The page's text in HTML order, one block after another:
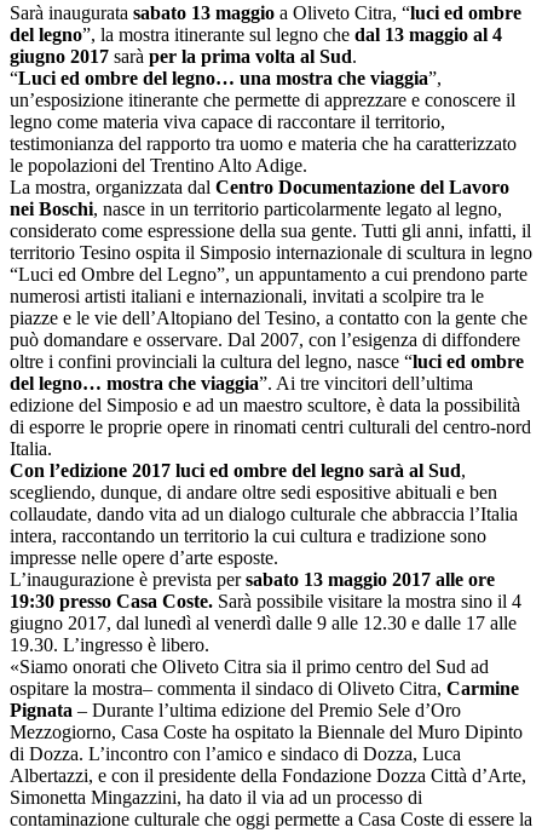
Sarà inaugurata sabato 13 maggio a Oliveto Citra, “luci ed ombre
del legno”, la mostra itinerante sul legno che dal 13 maggio al 4
giugno 2017 sarà per la prima volta al Sud.
“Luci ed ombre del legno… una mostra che viaggia”,
un’esposizione itinerante che permette di apprezzare e conoscere il
legno come materia viva capace di raccontare il territorio,
testimonianza del rapporto tra uomo e materia che ha caratterizzato
le popolazioni del Trentino Alto Adige.
La mostra, organizzata dal Centro Documentazione del Lavoro
nei Boschi, nasce in un territorio particolarmente legato al legno,
considerato come espressione della sua gente. Tutti gli anni, infatti, il
territorio Tesino ospita il Simposio internazionale di scultura in legno
“Luci ed Ombre del Legno”, un appuntamento a cui prendono parte
numerosi artisti italiani e internazionali, invitati a scolpire tra le
piazze e le vie dell’Altopiano del Tesino, a contatto con la gente che
può domandare e osservare. Dal 2007, con l’esigenza di diffondere
oltre i confini provinciali la cultura del legno, nasce “luci ed ombre
del legno… mostra che viaggia”. Ai tre vincitori dell’ultima
edizione del Simposio e ad un maestro scultore, è data la possibilità
di esporre le proprie opere in rinomati centri culturali del centro-nord
Italia.
Con l’edizione 2017 luci ed ombre del legno sarà al Sud,
scegliendo, dunque, di andare oltre sedi espositive abituali e ben
collaudate, dando vita ad un dialogo culturale che abbraccia l’Italia
intera, raccontando un territorio la cui cultura e tradizione sono
impresse nelle opere d’arte esposte.
L’inaugurazione è prevista persabato 13 maggio 2017 alle ore
19:30 presso Casa Coste. Sarà possibile visitare la mostra sino il 4
giugno 2017, dal lunedì al venerdì dalle 9 alle 12.30 e dalle 17 alle
19.30. L’ingresso è libero.
«Siamo onorati che Oliveto Citra sia il primo centro del Sud ad
ospitare la mostra– commenta il sindaco di Oliveto Citra, Carmine
Pignata – Durante l’ultima edizione del Premio Sele d’Oro
Mezzogiorno, Casa Coste ha ospitato la Biennale del Muro Dipinto
di Dozza. L’incontro con l’amico e sindaco di Dozza, Luca
Albertazzi, e con il presidente della Fondazione Dozza Città d’Arte,
Simonetta Mingazzini, ha dato il via ad un processo di
contaminazione culturale che oggi permette a Casa Coste di essere la